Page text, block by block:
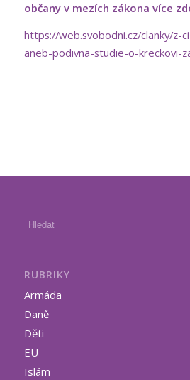
občany v mezích zákona více
https://web.svobodni.cz/clanky/z-
aneb-podivna-studie-o-kreckovi-
RUBRIKY
Armáda
Daně
Děti
EU
Islám